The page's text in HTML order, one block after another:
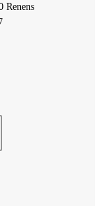
Renens